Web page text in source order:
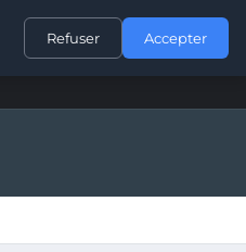
CONTACT
Refuser Accepter